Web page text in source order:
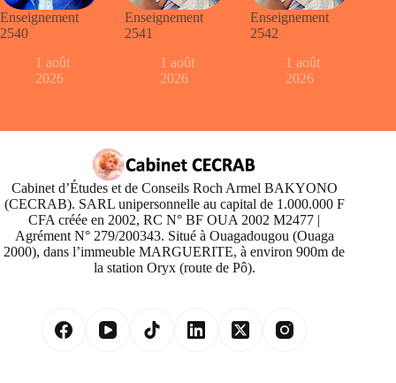
Enseignement
2540
1 août
2026
Enseignement
2541
1 août
2026
Enseignement
2542
1 août
2026
Cabinet d’Études et de Conseils Roch Armel BAKYONO
(CECRAB). SARL unipersonnelle au capital de 1.000.000 F
CFA créée en 2002, RC N° BF OUA 2002 M2477 |
Agrément N° 279/200343. Situé à Ouagadougou (Ouaga
2000), dans l’immeuble MARGUERITE, à environ 900m de
la station Oryx (route de Pô).